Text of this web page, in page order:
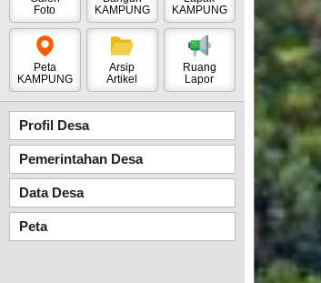
Foto
KAMPUNG
KAMPUNG
Peta
KAMPUNG
Arsip
Artikel
Ruang
Lapor
Profil Desa
Pemerintahan Desa
Data Desa
Peta